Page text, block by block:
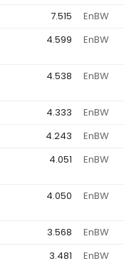
7.515 EnBW
4.599 EnBW
4.538 EnBW
4.333 EnBW
4.243 EnBW
4.051 EnBW
4.050 EnBW
3.568 EnBW
3.481 EnBW